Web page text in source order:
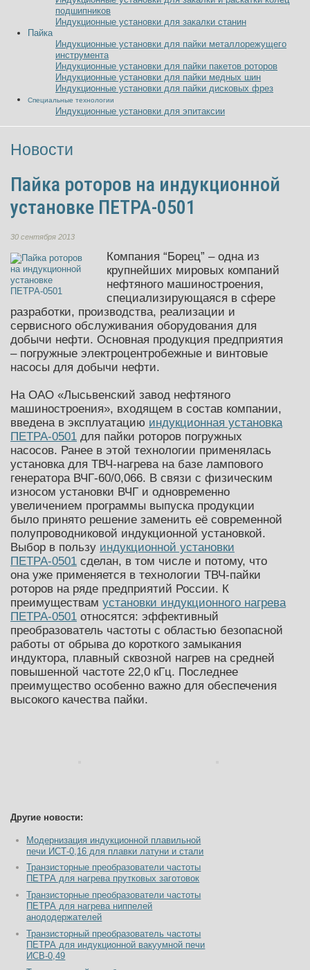
подшипников
Индукционные установки для закалки станин
Пайка
Индукционные установки для пайки металлорежущего
инструмента
Индукционные установки для пайки пакетов роторов
Индукционные установки для пайки медных шин
Индукционные установки для пайки дисковых фрез
Специальные технологии
Индукционные установки для эпитаксии
Новости
Пайка роторов на индукционной
установке ПЕТРА-0501
30 сентября 2013
Компания “Борец” – одна из
крупнейших мировых компаний
нефтяного машиностроения,
специализирующаяся в сфере
разработки, производства, реализации и
сервисного обслуживания оборудования для
добычи нефти. Основная продукция предприятия
– погружные электроцентробежные и винтовые
насосы для добычи нефти.
На ОАО «Лысьвенский завод нефтяного
машиностроения», входящем в состав компании,
введена в эксплуатацию индукционная установка
ПЕТРА-0501 для пайки роторов погружных
насосов. Ранее в этой технологии применялась
установка для ТВЧ-нагрева на базе лампового
генератора ВЧГ-60/0,066. В связи с физическим
износом установки ВЧГ и одновременно
увеличением программы выпуска продукции
было принято решение заменить её современной
полупроводниковой индукционной установкой.
Выбор в пользу индукционной установки
ПЕТРА-0501 сделан, в том числе и потому, что
она уже применяется в технологии ТВЧ-пайки
роторов на ряде предприятий России. К
преимуществам установки индукционного нагрева
ПЕТРА-0501 относятся: эффективный
преобразователь частоты с областью безопасной
работы от обрыва до короткого замыкания
индуктора, плавный сквозной нагрев на средней
повышенной частоте 22,0 кГц. Последнее
преимущество особенно важно для обеспечения
высокого качества пайки.
Другие новости:
Модернизация индукционной плавильной
печи ИСТ-0,16 для плавки латуни и стали
Транзисторные преобразователи частоты
ПЕТРА для нагрева прутковых заготовок
Транзисторные преобразователи частоты
ПЕТРА для нагрева ниппелей
анододержателей
Транзисторный преобразователь частоты
ПЕТРА для индукционной вакуумной печи
ИСВ-0,49